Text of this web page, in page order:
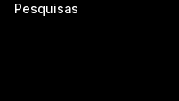
Pesquisas